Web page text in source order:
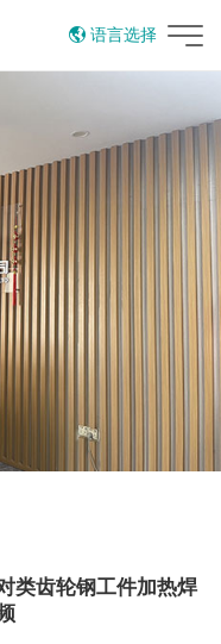
语言选择
类齿轮钢工件加热焊